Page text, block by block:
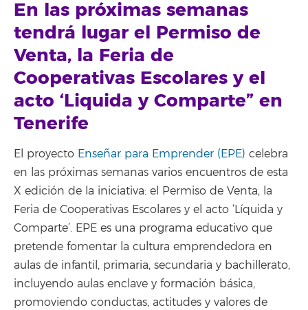
En las próximas semanas
tendrá lugar el Permiso de
Venta, la Feria de
Cooperativas Escolares y el
acto ‘Liquida y Comparte” en
Tenerife
El proyecto Enseñar para Emprender (EPE) celebra
en las próximas semanas varios encuentros de esta
X edición de la iniciativa: el Permiso de Venta, la
Feria de Cooperativas Escolares y el acto ‘Líquida y
Comparte’. EPE es una programa educativo que
pretende fomentar la cultura emprendedora en
aulas de infantil, primaria, secundaria y bachillerato,
incluyendo aulas enclave y formación básica,
promoviendo conductas, actitudes y valores de